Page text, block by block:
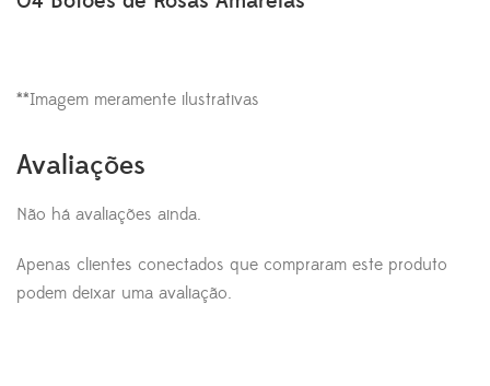
**Imagem meramente ilustrativas
Avaliações
Não há avaliações ainda.
Apenas clientes conectados que compraram este produto
podem deixar uma avaliação.